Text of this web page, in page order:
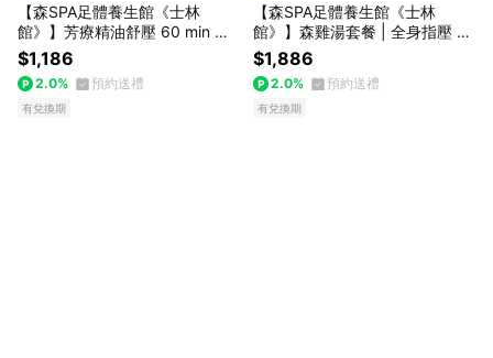
【森SPA足體養生館《士林
館》】芳療精油舒壓 60 min 享
樂券
$1,186
2.0% 預約送禮
有兌換期
【森SPA足體養生館《士林
館》】森雞湯套餐 | 全身指壓 10
0 min 享樂券
$1,886
2.0% 預約送禮
有兌換期